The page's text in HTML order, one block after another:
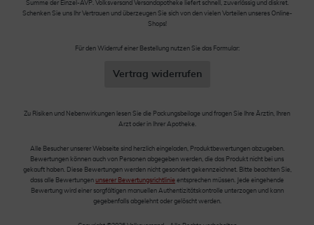
Summe der Einzel-AVP. Volksversand Versandapotheke liefert schnell, zuverlässig und diskret.
Schenken Sie uns Ihr Vertrauen und überzeugen Sie sich von den vielen Vorteilen unseres Online-
Shops!
Für den Widerruf einer Bestellung nutzen Sie das Formular:
Vertrag widerrufen
Zu Risiken und Nebenwirkungen lesen Sie die Packungsbeilage und fragen Sie Ihre Ärztin, Ihren
Arzt oder in Ihrer Apotheke.
Alle Besucher unserer Webseite sind herzlich eingeladen, Produktbewertungen abzugeben.
Bewertungen können auch von Personen abgegeben werden, die das Produkt nicht bei uns
gekauft haben. Diese Bewertungen werden nicht gesondert gekennzeichnet. Bitte beachten Sie,
dass alle Bewertungen unserer Bewertungsrichtlinie entsprechen müssen. Jede eingehende
Bewertung wird einer sorgfältigen manuellen Authentizitätskontrolle unterzogen und kann
gegebenfalls abgelehnt oder gelöscht werden.